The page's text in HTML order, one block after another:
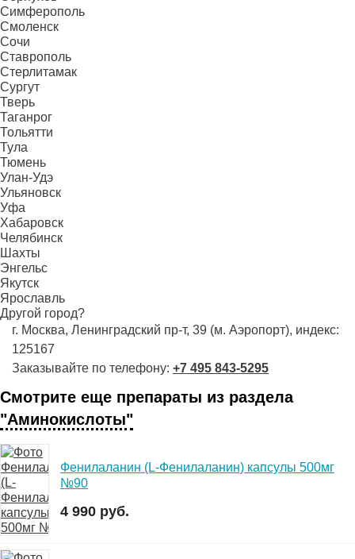
Симферополь
Смоленск
Сочи
Ставрополь
Стерлитамак
Сургут
Тверь
Таганрог
Тольятти
Тула
Тюмень
Улан-Удэ
Ульяновск
Уфа
Хабаровск
Челябинск
Шахты
Энгельс
Якутск
Ярославль
Другой город?
г. Москва, Ленинградский пр-т, 39 (м. Аэропорт), индекс:
125167
Заказывайте по телефону: +7 495 843-5295
Смотрите еще препараты из раздела
"Аминокислоты"
Фенилаланин (L-Фенилаланин) капсулы 500мг
№90
4 990 руб.